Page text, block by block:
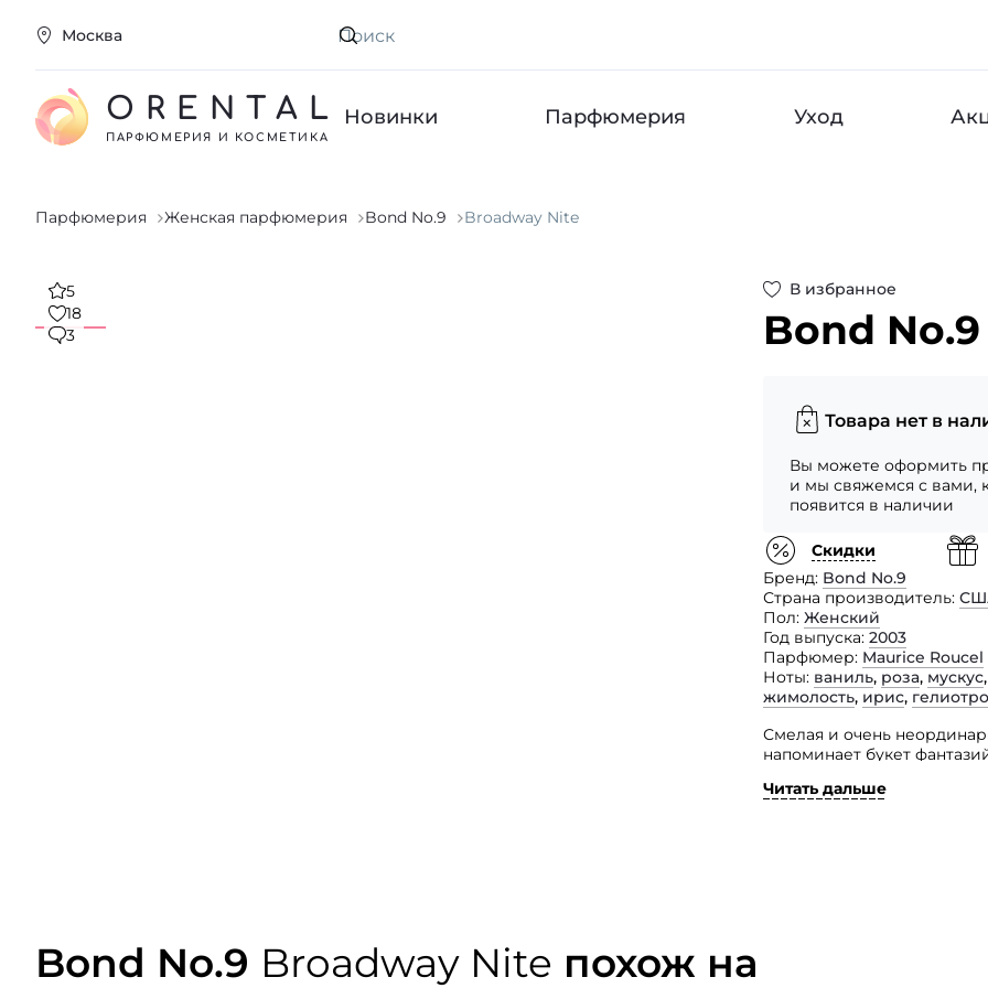
Москва Искать
ORENTAL
ПАРФЮМЕРИЯ И КОСМЕТИКА
Новинки Парфюмерия Уход
Парфюмерия Женская парфюмерия Bond No.9 Broadway Nite
В избранное
Bond No.9
5
18
3
Товара нет в
Вы можете оформить
и мы свяжемся с вами,
появится в наличии
Скидки
Бренд Bond No.9
Страна производитель
Пол Женский
Год выпуска 2003
Парфюмер Maurice Roucel
Ноты ваниль, роза, мускус,
жимолость, ирис,
Смелая и очень
напоминает букет
Здесь женственность и
Читать дальше
Bond No.9 Broadway Nite похож на